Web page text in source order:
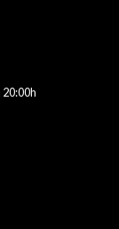
20:00h